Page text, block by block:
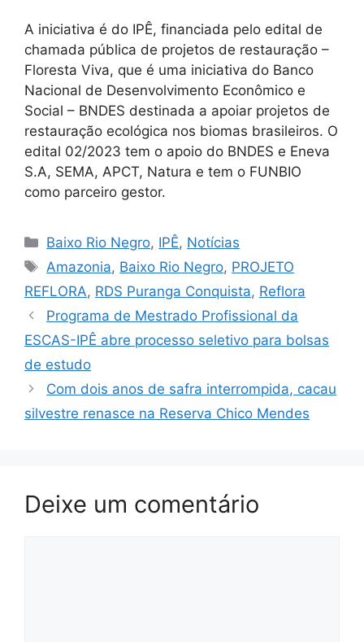
A iniciativa é do IPÊ, financiada pelo edital de
chamada pública de projetos de restauração –
Floresta Viva, que é uma iniciativa do Banco
Nacional de Desenvolvimento Econômico e
Social – BNDES destinada a apoiar projetos de
restauração ecológica nos biomas brasileiros. O
edital 02/2023 tem o apoio do BNDES e Eneva
S.A, SEMA, APCT, Natura e tem o FUNBIO
como parceiro gestor.
Baixo Rio Negro, IPÊ, Notícias
Amazonia, Baixo Rio Negro, PROJETO
REFLORA, RDS Puranga Conquista, Reflora
Programa de Mestrado Profissional da
ESCAS-IPÊ abre processo seletivo para bolsas
de estudo
Com dois anos de safra interrompida, cacau
silvestre renasce na Reserva Chico Mendes
Deixe um comentário